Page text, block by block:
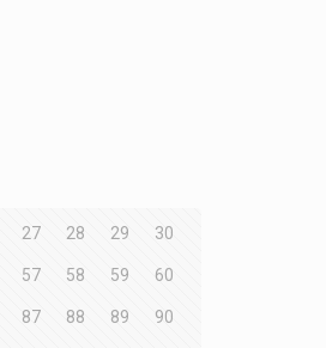
27 28 29 30
57 58 59 60
87 88 89 90